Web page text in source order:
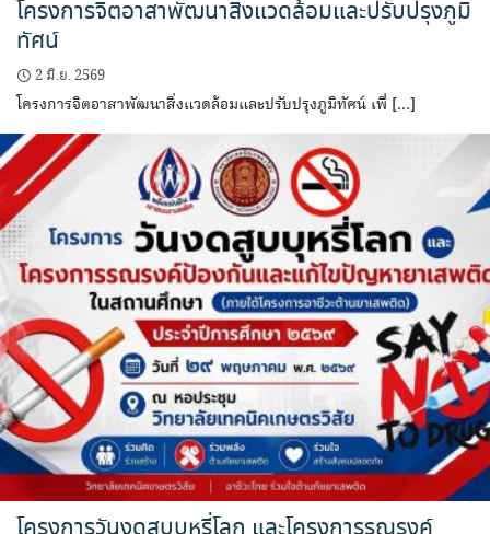
โครงการจิตอาสาพัฒนาสิ่งแวดล้อมและปรับปรุงภูมิ
ทัศน์
2 มิ.ย. 2569
โครงการจิตอาสาพัฒนาสิ่งแวดล้อมและปรับปรุงภูมิทัศน์ เพื่ […]